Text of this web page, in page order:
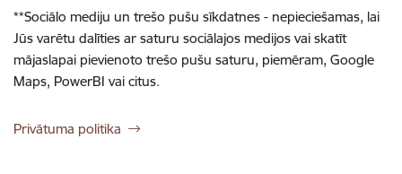
**Sociālo mediju un trešo pušu sīkdatnes - nepieciešamas, lai
Jūs varētu dalīties ar saturu sociālajos medijos vai skatīt
mājaslapai pievienoto trešo pušu saturu, piemēram, Google
Maps, PowerBI vai citus.
Privātuma politika